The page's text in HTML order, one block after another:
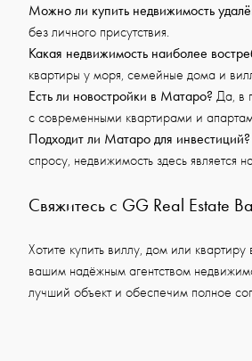
Можно ли купить недвижимость
без личного присутствия.
Какая недвижимость наиболее
квартиры у моря, семейные дома и
Есть ли новостройки в Матаро? Да, в
с современными квартирами и
Подходит ли Матаро для инвестиций?
спросу, недвижимость здесь является
Свяжитесь с GG Real Estate
Хотите купить виллу, дом или
вашим надёжным агентством
лучший объект и обеспечим полное